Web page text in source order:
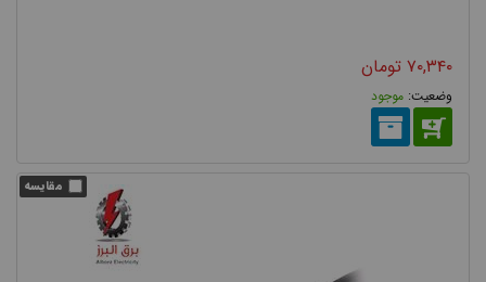
۷۰,۳۴۰ تومان
موجود